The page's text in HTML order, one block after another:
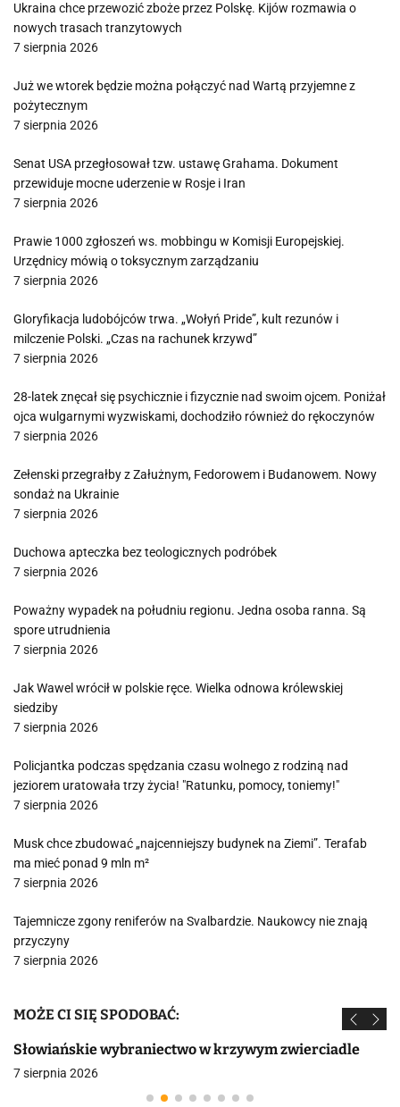
Ukraina chce przewozić zboże przez Polskę. Kijów rozmawia o
nowych trasach tranzytowych
7 sierpnia 2026
Już we wtorek będzie można połączyć nad Wartą przyjemne z
pożytecznym
7 sierpnia 2026
Senat USA przegłosował tzw. ustawę Grahama. Dokument
przewiduje mocne uderzenie w Rosje i Iran
7 sierpnia 2026
Prawie 1000 zgłoszeń ws. mobbingu w Komisji Europejskiej.
Urzędnicy mówią o toksycznym zarządzaniu
7 sierpnia 2026
Gloryfikacja ludobójców trwa. „Wołyń Pride”, kult rezunów i
milczenie Polski. „Czas na rachunek krzywd”
7 sierpnia 2026
28-latek znęcał się psychicznie i fizycznie nad swoim ojcem. Poniżał
ojca wulgarnymi wyzwiskami, dochodziło również do rękoczynów
7 sierpnia 2026
Zełenski przegrałby z Załużnym, Fedorowem i Budanowem. Nowy
sondaż na Ukrainie
7 sierpnia 2026
Duchowa apteczka bez teologicznych podróbek
7 sierpnia 2026
Poważny wypadek na południu regionu. Jedna osoba ranna. Są
spore utrudnienia
7 sierpnia 2026
Jak Wawel wrócił w polskie ręce. Wielka odnowa królewskiej
siedziby
7 sierpnia 2026
Policjantka podczas spędzania czasu wolnego z rodziną nad
jeziorem uratowała trzy życia! "Ratunku, pomocy, toniemy!"
7 sierpnia 2026
Musk chce zbudować „najcenniejszy budynek na Ziemi”. Terafab
ma mieć ponad 9 mln m²
7 sierpnia 2026
Tajemnicze zgony reniferów na Svalbardzie. Naukowcy nie znają
przyczyny
7 sierpnia 2026
MOŻE CI SIĘ SPODOBAĆ:
Słowiańskie wybraniectwo w krzywym zwierciadle
7 sierpnia 2026